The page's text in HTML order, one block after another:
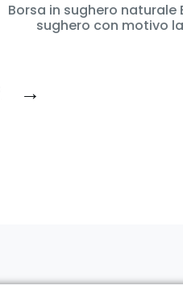
Borsa in sughero naturale
sughero con motivo
→